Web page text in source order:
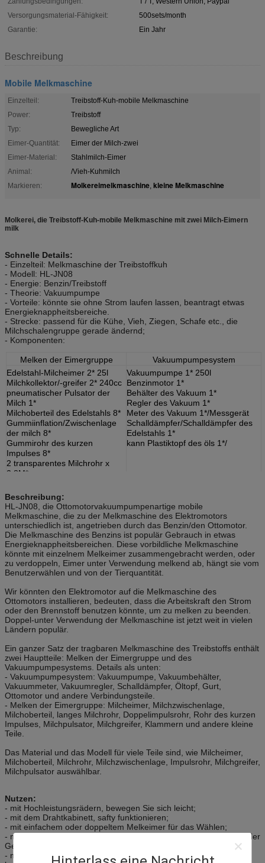
Versorgungsmaterial-Fähigkeit:
500sets/month
Garantie:
Ein Jahr
Beschreibung
Mobile Melkmaschine
Einzelteil:
Treibstoff-Kuh-mobile Melkmaschine
Power:
Treibstoff
Typ:
Bewegliche Art
Eimer-Quantität:
Eimer der Milch-zwei
Eimer-Material:
Stahlmilch-Eimer
Animal:
/Vieh-Kuhmilch
Markieren:
Molkereimelkmaschine, kleine Melkmaschine
Molkerei, die Treibstoff-Kuh-mobile Melkmaschine mit zwei Milch-Eimern
milk
Schnelle Details:
- Einzelteil: Melkmaschine der Treibstoffkuh
- Modell: HL-JN08
- Energie: Benzin/Treibstoff
- Theorie: Vakuumpumpe
- Vorteile: könnte sie ohne Strom laufen lassen, beantragt etwas
Energieknappheitsbereiche.
- Strecke: passend für die Kühe, Vieh, Ziegen, Schafe etc., die
Milchschalengruppe gerade ändernd;
- Komponenten:
Melken der Eimergruppe
Vakuumpumpesystem
Edelstahl-Milcheimer 2* 25l
Milchkollektor/-greifer 2* 240cc
pneumatischer Pulsator der
Milch 1*
Milchoberteil des Edelstahls 8*
Gummiinflation/Zwischenlage
der milch 8*
Gummirohr des kurzen
Impulses 8*
2 transparentes Milchrohr x
2.8M*
Doppelimpulsrohr x 2.8M*
Vakuumpumpe 1* 250l
Benzinmotor 1*
Behälter des Vakuum 1*
Regler des Vakuum 1*
Meter des Vakuum 1*/Messgerät
Schalldämpfer/Schalldämpfer des
Edelstahls 1*
kann Plastiktopf des öls 1*/
Beschreibung:
HL-JN08, die Ottomotorvakuumpumpenartige mobile
Melkmaschine, die zu der Melkmaschine des Elektromotors
unterschiedlich ist, angetrieben durch das Benzin/den Ottomotor.
Die Melkmaschine des Benzins ist populär Gebrauch in etwas
Energieknappheitsbereichen. Diese vorbildliche Melkmaschine
könnte mit einzelnem Melkeimer zusammengebracht werden, oder
zu verdoppeln, Eimer unter Verwendung melkend ab, hängt sie vom
Benutzerwählen und von der Tierquantität.
Wir könnten den Elektromotor auf die Melkmaschine des
Ottomotors installieren, bedeuten, dass die Arbeitskraft den Strom
oder den Brennstoff benutzen könnte, um zu melken zu beenden.
Doppel-unter Verwendung der Melkmaschine ist jetzt weit in vielen
Ländern populär.
Ein ganzer Satz der tragbaren Melkmaschine des Treibstoffs enthält
zwei Hauptteile: Melken der Eimergruppe und des
Vakuumpumpesystems. Details als unten:
- Vakuumpumpesystem: Vakuumpumpe, Vakuumbehälter,
Vakuummeter, Vakuumregler, Schalldämpfer, Öltopf, Gurt,
Ottomotor und andere Verbindungsteile.
- Melken der Eimergruppe: Milcheimer, Milchzwischenlage,
Milchoberteil, langes Milchrohr, Doppelimpulsrohr, Rohr des kurzen
Impulses, Milchpulsator, Milchgreifer, Klammern und andere kleine
Teile.
Das Material und das Modell für viele Teile sind, wie Milcheimer,
Milchoberteil, Milchrohr, Milchzwischenlage, Impulsrohr, Milchgreifer,
Milchpulsator auswählbar.
Nutzen:
- mit Hochleistungsrädern, bewegen Sie sich leicht;
- mit dem Drahtkabinett, safty funktionieren;
- mit einfachem oder doppeltem Melkeimer für das Wählen;
- mit Edelstahlschalldämpfer/-schalldämpfer für die Verringerung der
Geräusche;
- mit dem Edelstahlrahmen, einzigartigem designe, einfach zu